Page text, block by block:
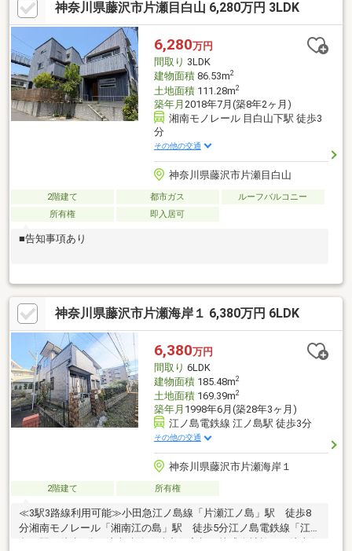
ます。ウスイホームは賃貸やリフォームなどワンストップでお任
せいただけます。お気軽にお問合せ下さい。
神奈川県藤沢市片瀬目白山 6,280万円 3LDK
6,280万円
間取り 3LDK
建物面積86.53m2
土地面積111.28m2
築年月 2018年7月(築8年2ヶ月)
湘南モノレール 目白山下駅 徒歩3
分
その他の交通
神奈川県藤沢市片瀬目白山
2階建て 都市ガス
ルーフバルコニー
所有権
即入居可
■告知事項あり
神奈川県藤沢市片瀬海岸１ 6,380万円 6LDK
6,380万円
間取り 6LDK
建物面積185.48m2
土地面積169.39m2
築年月 1998年6月(築28年3ヶ月)
江ノ島電鉄線 江ノ島駅 徒歩3分
その他の交通
神奈川県藤沢市片瀬海岸１
2階建て 所有権
≪3駅3路線利用可能≫小田急江ノ島線「片瀬江ノ島」駅 徒歩8
分湘南モノレール「湘南江の島」駅 徒歩5分江ノ島電鉄線「江ノ